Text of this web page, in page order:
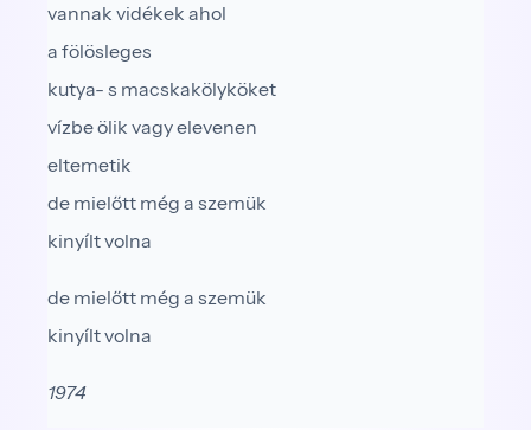
vannak vidékek ahol
a fölösleges
kutya- s macskakölyköket
vízbe ölik vagy elevenen
eltemetik
de mielőtt még a szemük
kinyílt volna
de mielőtt még a szemük
kinyílt volna
1974